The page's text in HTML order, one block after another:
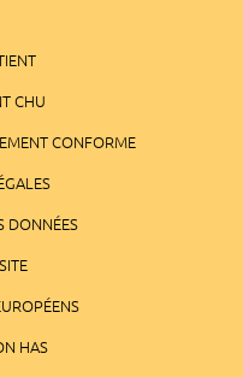
CHU
CONFORME
DONNÉES
HAS